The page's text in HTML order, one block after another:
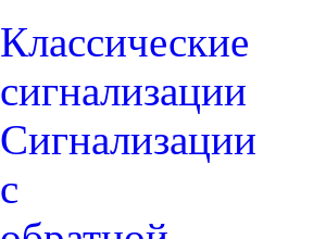
Классические
сигнализации
Сигнализации
с